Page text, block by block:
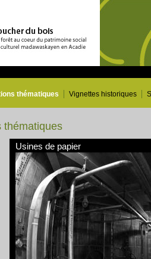
thématiques Vignettes historiques
thématiques
Usines de papier